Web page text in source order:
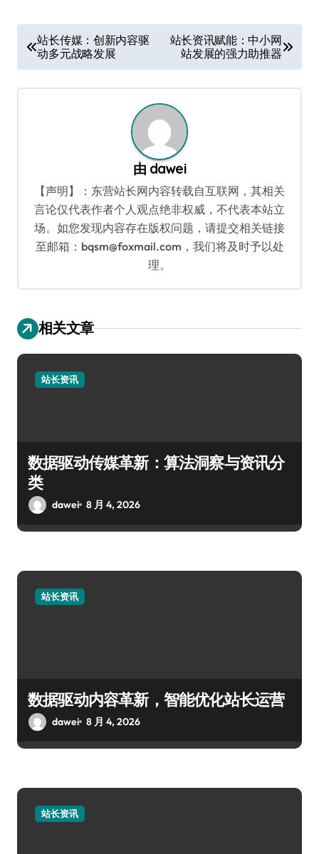
章
导
站长传媒：创新内容驱
动多元战略发展
站长资讯赋能：中小网
站发展的强力助推器
由 dawei
【声明】：东营站长网内容转载自互联网，其相关
言论仅代表作者个人观点绝非权威，不代表本站立
场。如您发现内容存在版权问题，请提交相关链接
至邮箱：bqsm@foxmail.com，我们将及时予以处
理。
相关文章
站长资讯
数据驱动传媒革新：算法洞察与资讯分
类
dawei 8 月 4, 2026
站长资讯
数据驱动内容革新，智能优化站长运营
dawei 8 月 4, 2026
站长资讯